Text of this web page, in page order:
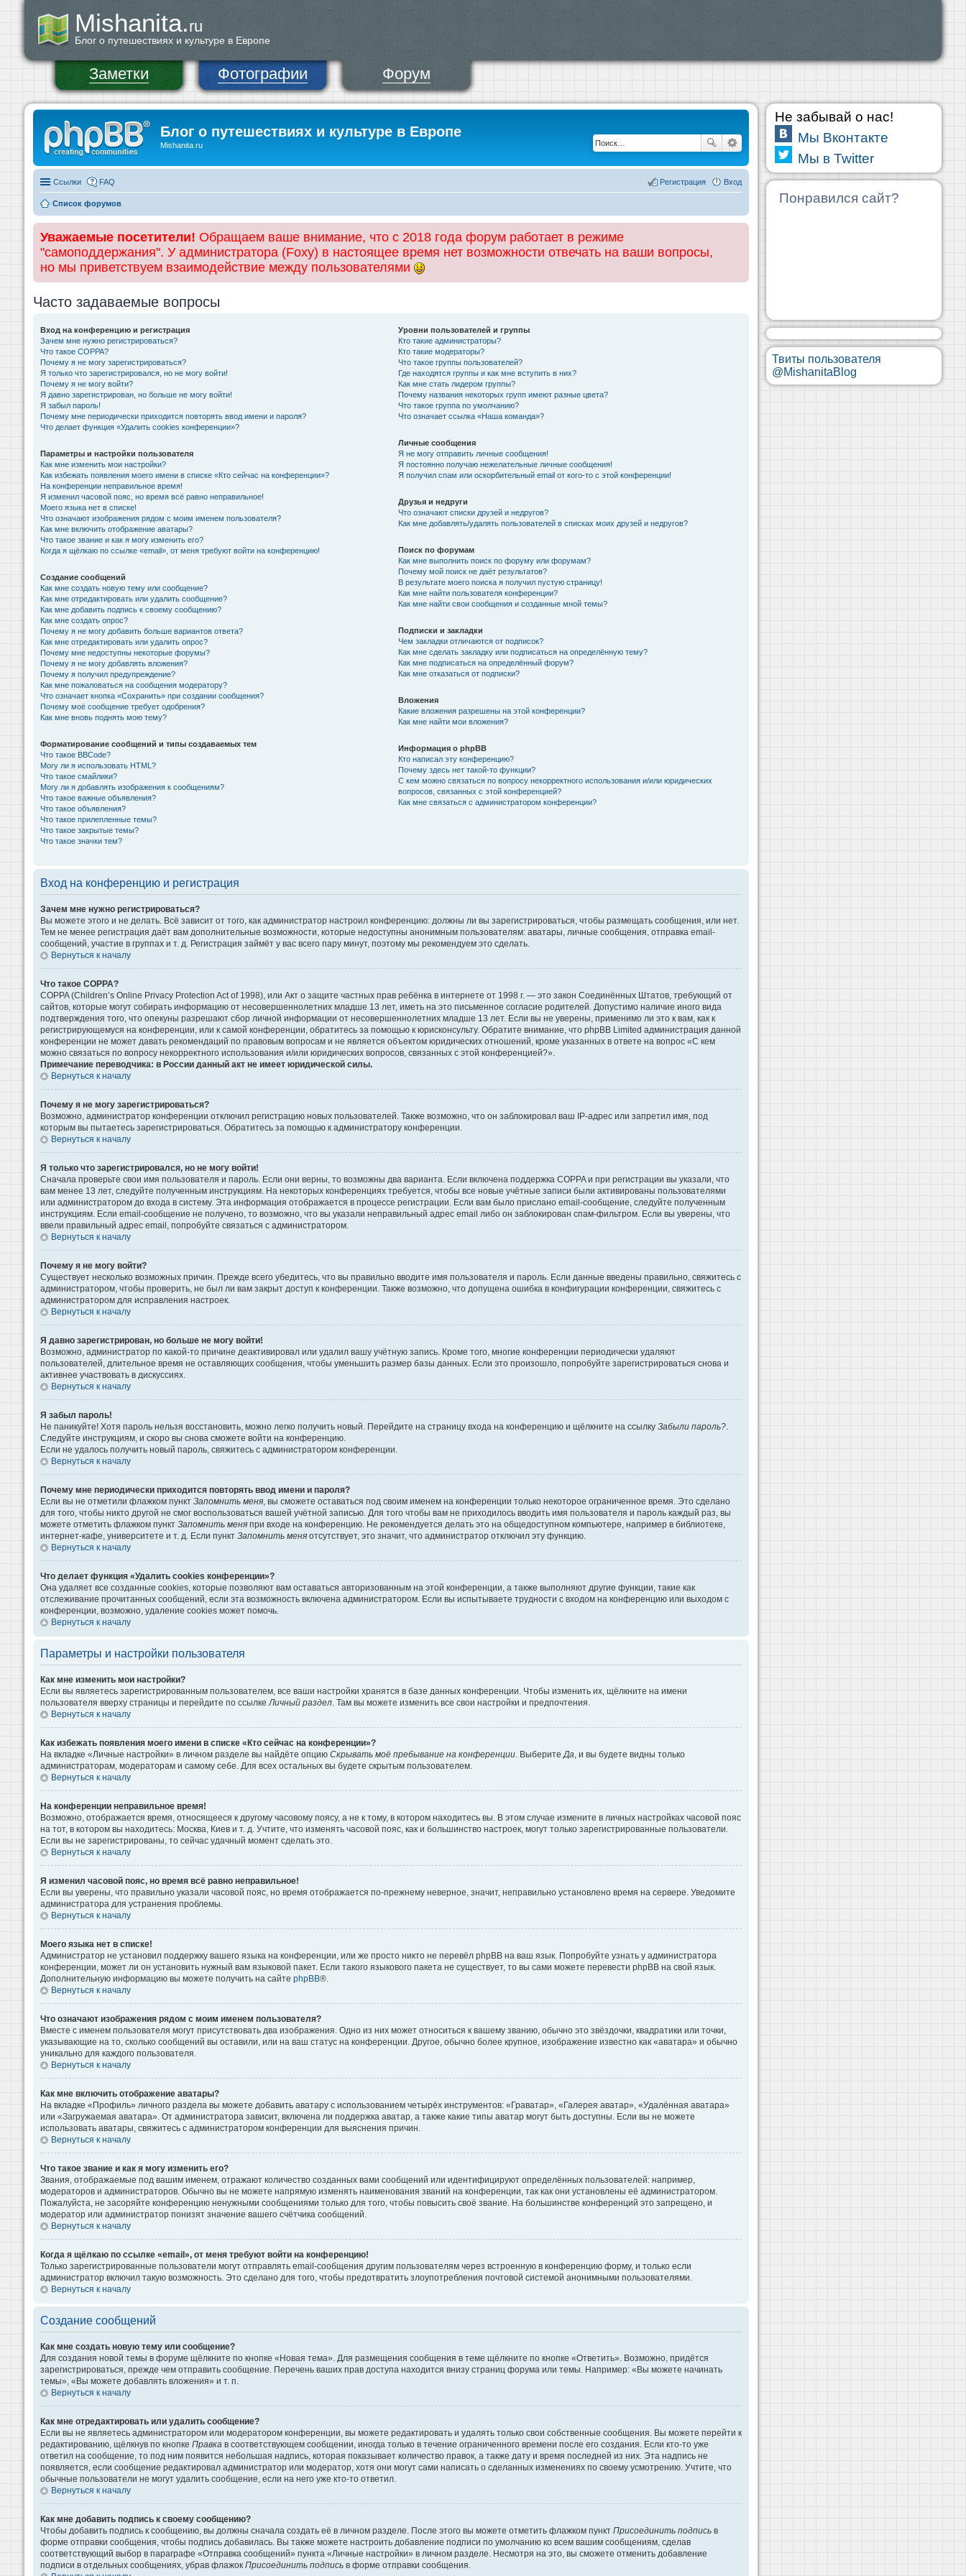
Mishanita.ru
Блог о путешествиях и культуре в Европе
Заметки Фотографии Форум
Блог о путешествиях и культуре в Европе
Mishanita.ru
Ссылки FAQ Вход
Регистрация
Список форумов
Уважаемые посетители! Обращаем ваше внимание, что с 2018 года форум работает в режиме
"самоподдержания". У администратора (Foxy) в настоящее время нет возможности отвечать на ваши вопросы,
но мы приветствуем взаимодействие между пользователями
Часто задаваемые вопросы
Вход на конференцию и регистрация
Зачем мне нужно регистрироваться?
Что такое COPPA?
Почему я не могу зарегистрироваться?
Я только что зарегистрировался, но не могу войти!
Почему я не могу войти?
Я давно зарегистрирован, но больше не могу войти!
Я забыл пароль!
Почему мне периодически приходится повторять ввод имени и пароля?
Что делает функция «Удалить cookies конференции»?
Параметры и настройки пользователя
Как мне изменить мои настройки?
Как избежать появления моего имени в списке «Кто сейчас на конференции»?
На конференции неправильное время!
Я изменил часовой пояс, но время всё равно неправильное!
Моего языка нет в списке!
Что означают изображения рядом с моим именем пользователя?
Как мне включить отображение аватары?
Что такое звание и как я могу изменить его?
Когда я щёлкаю по ссылке «email», от меня требуют войти на конференцию!
Создание сообщений
Как мне создать новую тему или сообщение?
Как мне отредактировать или удалить сообщение?
Как мне добавить подпись к своему сообщению?
Как мне создать опрос?
Почему я не могу добавить больше вариантов ответа?
Как мне отредактировать или удалить опрос?
Почему мне недоступны некоторые форумы?
Почему я не могу добавлять вложения?
Почему я получил предупреждение?
Как мне пожаловаться на сообщения модератору?
Что означает кнопка «Сохранить» при создании сообщения?
Почему моё сообщение требует одобрения?
Как мне вновь поднять мою тему?
Форматирование сообщений и типы создаваемых тем
Что такое BBCode?
Могу ли я использовать HTML?
Что такое смайлики?
Могу ли я добавлять изображения к сообщениям?
Что такое важные объявления?
Что такое объявления?
Что такое прилепленные темы?
Что такое закрытые темы?
Что такое значки тем?
Уровни пользователей и группы
Кто такие администраторы?
Кто такие модераторы?
Что такое группы пользователей?
Где находятся группы и как мне вступить в них?
Как мне стать лидером группы?
Почему названия некоторых групп имеют разные цвета?
Что такое группа по умолчанию?
Что означает ссылка «Наша команда»?
Личные сообщения
Я не могу отправить личные сообщения!
Я постоянно получаю нежелательные личные сообщения!
Я получил спам или оскорбительный email от кого-то с этой конференции!
Друзья и недруги
Что означают списки друзей и недругов?
Как мне добавлять/удалять пользователей в списках моих друзей и недругов?
Поиск по форумам
Как мне выполнить поиск по форуму или форумам?
Почему мой поиск не даёт результатов?
В результате моего поиска я получил пустую страницу!
Как мне найти пользователя конференции?
Как мне найти свои сообщения и созданные мной темы?
Подписки и закладки
Чем закладки отличаются от подписок?
Как мне сделать закладку или подписаться на определённую тему?
Как мне подписаться на определённый форум?
Как мне отказаться от подписки?
Вложения
Какие вложения разрешены на этой конференции?
Как мне найти мои вложения?
Информация о phpBB
Кто написал эту конференцию?
Почему здесь нет такой-то функции?
С кем можно связаться по вопросу некорректного использования и/или юридических
вопросов, связанных с этой конференцией?
Как мне связаться с администратором конференции?
Вход на конференцию и регистрация
Зачем мне нужно регистрироваться?
Вы можете этого и не делать. Всё зависит от того, как администратор настроил конференцию: должны ли вы зарегистрироваться, чтобы размещать сообщения, или нет.
Тем не менее регистрация даёт вам дополнительные возможности, которые недоступны анонимным пользователям: аватары, личные сообщения, отправка email-
сообщений, участие в группах и т. д. Регистрация займёт у вас всего пару минут, поэтому мы рекомендуем это сделать.
Вернуться к началу
Что такое COPPA?
COPPA (Children’s Online Privacy Protection Act of 1998), или Акт о защите частных прав ребёнка в интернете от 1998 г. — это закон Соединённых Штатов, требующий от
сайтов, которые могут собирать информацию от несовершеннолетних младше 13 лет, иметь на это письменное согласие родителей. Допустимо наличие иного вида
подтверждения того, что опекуны разрешают сбор личной информации от несовершеннолетних младше 13 лет. Если вы не уверены, применимо ли это к вам, как к
регистрирующемуся на конференции, или к самой конференции, обратитесь за помощью к юрисконсульту. Обратите внимание, что phpBB Limited администрация данной
конференции не может давать рекомендаций по правовым вопросам и не является объектом юридических отношений, кроме указанных в ответе на вопрос «С кем
можно связаться по вопросу некорректного использования и/или юридических вопросов, связанных с этой конференцией?».
Примечание переводчика: в России данный акт не имеет юридической силы.
Вернуться к началу
Почему я не могу зарегистрироваться?
Возможно, администратор конференции отключил регистрацию новых пользователей. Также возможно, что он заблокировал ваш IP-адрес или запретил имя, под
которым вы пытаетесь зарегистрироваться. Обратитесь за помощью к администратору конференции.
Вернуться к началу
Я только что зарегистрировался, но не могу войти!
Сначала проверьте свои имя пользователя и пароль. Если они верны, то возможны два варианта. Если включена поддержка COPPA и при регистрации вы указали, что
вам менее 13 лет, следуйте полученным инструкциям. На некоторых конференциях требуется, чтобы все новые учётные записи были активированы пользователями
или администратором до входа в систему. Эта информация отображается в процессе регистрации. Если вам было прислано email-сообщение, следуйте полученным
инструкциям. Если email-сообщение не получено, то возможно, что вы указали неправильный адрес email либо он заблокирован спам-фильтром. Если вы уверены, что
ввели правильный адрес email, попробуйте связаться с администратором.
Вернуться к началу
Почему я не могу войти?
Существует несколько возможных причин. Прежде всего убедитесь, что вы правильно вводите имя пользователя и пароль. Если данные введены правильно, свяжитесь с
администратором, чтобы проверить, не был ли вам закрыт доступ к конференции. Также возможно, что допущена ошибка в конфигурации конференции, свяжитесь с
администратором для исправления настроек.
Вернуться к началу
Я давно зарегистрирован, но больше не могу войти!
Возможно, администратор по какой-то причине деактивировал или удалил вашу учётную запись. Кроме того, многие конференции периодически удаляют
пользователей, длительное время не оставляющих сообщения, чтобы уменьшить размер базы данных. Если это произошло, попробуйте зарегистрироваться снова и
активнее участвовать в дискуссиях.
Вернуться к началу
Я забыл пароль!
Не паникуйте! Хотя пароль нельзя восстановить, можно легко получить новый. Перейдите на страницу входа на конференцию и щёлкните на ссылку Забыли пароль?
Следуйте инструкциям, и скоро вы снова сможете войти на конференцию.
Если не удалось получить новый пароль, свяжитесь с администратором конференции.
Вернуться к началу
Почему мне периодически приходится повторять ввод имени и пароля?
Если вы не отметили флажком пункт Запомнить меня , вы сможете оставаться под своим именем на конференции только некоторое ограниченное время. Это сделано
для того, чтобы никто другой не смог воспользоваться вашей учётной записью. Для того чтобы вам не приходилось вводить имя пользователя и пароль каждый раз, вы
можете отметить флажком пункт Запомнить меня при входе на конференцию. Не рекомендуется делать это на общедоступном компьютере, например в библиотеке,
интернет-кафе, университете и т. д. Если пункт Запомнить меня отсутствует, это значит, что администратор отключил эту функцию.
Вернуться к началу
Что делает функция «Удалить cookies конференции»?
Она удаляет все созданные cookies, которые позволяют вам оставаться авторизованным на этой конференции, а также выполняют другие функции, такие как
отслеживание прочитанных сообщений, если эта возможность включена администратором. Если вы испытываете трудности с входом на конференцию или выходом с
конференции, возможно, удаление cookies может помочь.
Вернуться к началу
Параметры и настройки пользователя
Как мне изменить мои настройки?
Если вы являетесь зарегистрированным пользователем, все ваши настройки хранятся в базе данных конференции. Чтобы изменить их, щёлкните на имени
пользователя вверху страницы и перейдите по ссылке Личный раздел . Там вы можете изменить все свои настройки и предпочтения.
Вернуться к началу
Как избежать появления моего имени в списке «Кто сейчас на конференции»?
На вкладке «Личные настройки» в личном разделе вы найдёте опцию Скрывать моё пребывание на конференции . Выберите Да , и вы будете видны только
администраторам, модераторам и самому себе. Для всех остальных вы будете скрытым пользователем.
Вернуться к началу
На конференции неправильное время!
Возможно, отображается время, относящееся к другому часовому поясу, а не к тому, в котором находитесь вы. В этом случае измените в личных настройках часовой пояс
на тот, в котором вы находитесь: Москва, Киев и т. д. Учтите, что изменять часовой пояс, как и большинство настроек, могут только зарегистрированные пользователи.
Если вы не зарегистрированы, то сейчас удачный момент сделать это.
Вернуться к началу
Я изменил часовой пояс, но время всё равно неправильное!
Если вы уверены, что правильно указали часовой пояс, но время отображается по-прежнему неверное, значит, неправильно установлено время на сервере. Уведомите
администратора для устранения проблемы.
Вернуться к началу
Моего языка нет в списке!
Администратор не установил поддержку вашего языка на конференции, или же просто никто не перевёл phpBB на ваш язык. Попробуйте узнать у администратора
конференции, может ли он установить нужный вам языковой пакет. Если такого языкового пакета не существует, то вы сами можете перевести phpBB на свой язык.
Дополнительную информацию вы можете получить на сайте phpBB®.
Вернуться к началу
Что означают изображения рядом с моим именем пользователя?
Вместе с именем пользователя могут присутствовать два изображения. Одно из них может относиться к вашему званию, обычно это звёздочки, квадратики или точки,
указывающие на то, сколько сообщений вы оставили, или на ваш статус на конференции. Другое, обычно более крупное, изображение известно как «аватара» и обычно
уникально для каждого пользователя.
Вернуться к началу
Как мне включить отображение аватары?
На вкладке «Профиль» личного раздела вы можете добавить аватару с использованием четырёх инструментов: «Граватар», «Галерея аватар», «Удалённая аватара»
или «Загружаемая аватара». От администратора зависит, включена ли поддержка аватар, а также какие типы аватар могут быть доступны. Если вы не можете
использовать аватары, свяжитесь с администратором конференции для выяснения причин.
Вернуться к началу
Что такое звание и как я могу изменить его?
Звания, отображаемые под вашим именем, отражают количество созданных вами сообщений или идентифицируют определённых пользователей: например,
модераторов и администраторов. Обычно вы не можете напрямую изменять наименования званий на конференции, так как они установлены её администратором.
Пожалуйста, не засоряйте конференцию ненужными сообщениями только для того, чтобы повысить своё звание. На большинстве конференций это запрещено, и
модератор или администратор понизят значение вашего счётчика сообщений.
Вернуться к началу
Когда я щёлкаю по ссылке «email», от меня требуют войти на конференцию!
Только зарегистрированные пользователи могут отправлять email-сообщения другим пользователям через встроенную в конференцию форму, и только если
администратор включил такую возможность. Это сделано для того, чтобы предотвратить злоупотребления почтовой системой анонимными пользователями.
Вернуться к началу
Создание сообщений
Как мне создать новую тему или сообщение?
Для создания новой темы в форуме щёлкните по кнопке «Новая тема». Для размещения сообщения в теме щёлкните по кнопке «Ответить». Возможно, придётся
зарегистрироваться, прежде чем отправить сообщение. Перечень ваших прав доступа находится внизу страниц форума или темы. Например: «Вы можете начинать
темы», «Вы можете добавлять вложения» и т. п.
Вернуться к началу
Как мне отредактировать или удалить сообщение?
Если вы не являетесь администратором или модератором конференции, вы можете редактировать и удалять только свои собственные сообщения. Вы можете перейти к
редактированию, щёлкнув по кнопке Правка в соответствующем сообщении, иногда только в течение ограниченного времени после его создания. Если кто-то уже
ответил на сообщение, то под ним появится небольшая надпись, которая показывает количество правок, а также дату и время последней из них. Эта надпись не
появляется, если сообщение редактировал администратор или модератор, хотя они могут сами написать о сделанных изменениях по своему усмотрению. Учтите, что
обычные пользователи не могут удалить сообщение, если на него уже кто-то ответил.
Вернуться к началу
Как мне добавить подпись к своему сообщению?
Чтобы добавить подпись к сообщению, вы должны сначала создать её в личном разделе. После этого вы можете отметить флажком пункт Присоединить подпись в
форме отправки сообщения, чтобы подпись добавилась. Вы также можете настроить добавление подписи по умолчанию ко всем вашим сообщениям, сделав
соответствующий выбор в параграфе «Отправка сообщений» пункта «Личные настройки» в личном разделе. Несмотря на это, вы сможете отменить добавление
подписи в отдельных сообщениях, убрав флажок Присоединить подпись в форме отправки сообщения.
Не забывай о нас!
Мы Вконтакте
Мы в Twitter
Понравился сайт?
Твиты пользователя
@MishanitaBlog